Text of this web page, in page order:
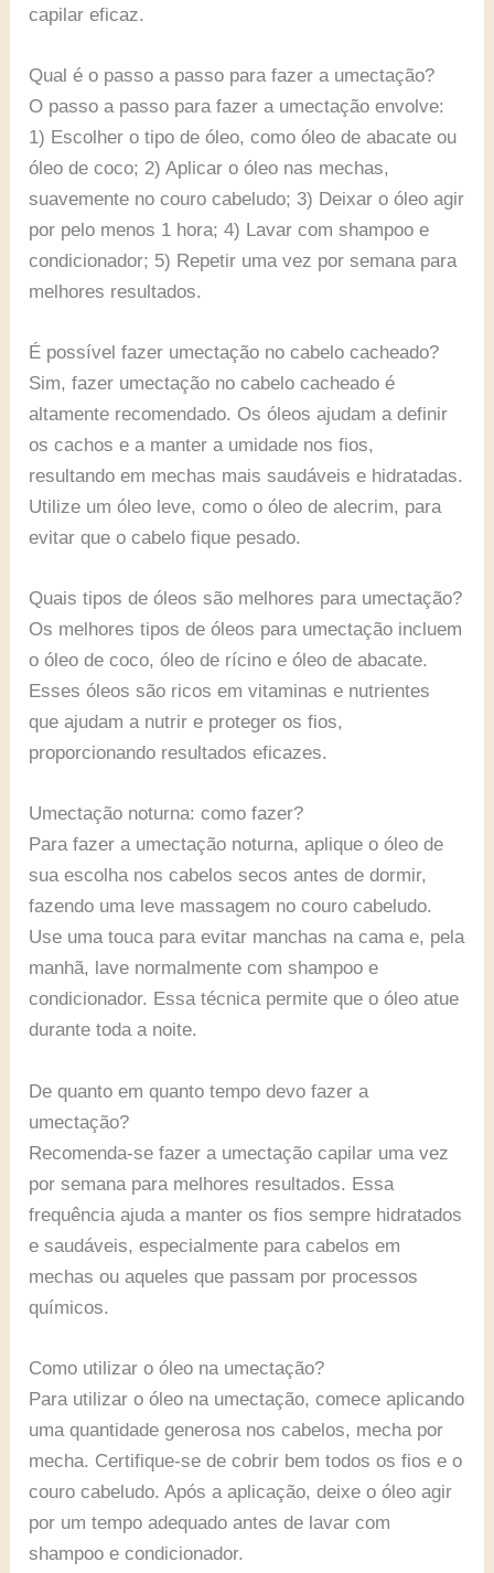
capilar eficaz.
Qual é o passo a passo para fazer a umectação?
O passo a passo para fazer a umectação envolve:
1) Escolher o tipo de óleo, como óleo de abacate ou
óleo de coco; 2) Aplicar o óleo nas mechas,
suavemente no couro cabeludo; 3) Deixar o óleo agir
por pelo menos 1 hora; 4) Lavar com shampoo e
condicionador; 5) Repetir uma vez por semana para
melhores resultados.
É possível fazer umectação no cabelo cacheado?
Sim, fazer umectação no cabelo cacheado é
altamente recomendado. Os óleos ajudam a definir
os cachos e a manter a umidade nos fios,
resultando em mechas mais saudáveis e hidratadas.
Utilize um óleo leve, como o óleo de alecrim, para
evitar que o cabelo fique pesado.
Quais tipos de óleos são melhores para umectação?
Os melhores tipos de óleos para umectação incluem
o óleo de coco, óleo de rícino e óleo de abacate.
Esses óleos são ricos em vitaminas e nutrientes
que ajudam a nutrir e proteger os fios,
proporcionando resultados eficazes.
Umectação noturna: como fazer?
Para fazer a umectação noturna, aplique o óleo de
sua escolha nos cabelos secos antes de dormir,
fazendo uma leve massagem no couro cabeludo.
Use uma touca para evitar manchas na cama e, pela
manhã, lave normalmente com shampoo e
condicionador. Essa técnica permite que o óleo atue
durante toda a noite.
De quanto em quanto tempo devo fazer a
umectação?
Recomenda-se fazer a umectação capilar uma vez
por semana para melhores resultados. Essa
frequência ajuda a manter os fios sempre hidratados
e saudáveis, especialmente para cabelos em
mechas ou aqueles que passam por processos
químicos.
Como utilizar o óleo na umectação?
Para utilizar o óleo na umectação, comece aplicando
uma quantidade generosa nos cabelos, mecha por
mecha. Certifique-se de cobrir bem todos os fios e o
couro cabeludo. Após a aplicação, deixe o óleo agir
por um tempo adequado antes de lavar com
shampoo e condicionador.